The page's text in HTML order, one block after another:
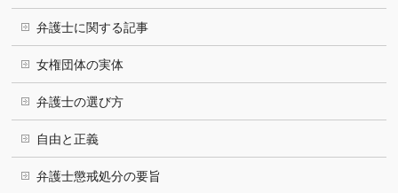
弁護士に関する記事
女権団体の実体
弁護士の選び方
自由と正義
弁護士懲戒処分の要旨